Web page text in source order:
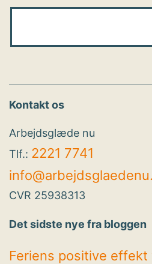
Kontakt os
Arbejdsglæde nu
Tlf.: 2221 7741
CVR 25938313
Det sidste nye fra bloggen
Feriens positive